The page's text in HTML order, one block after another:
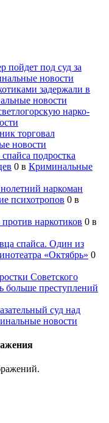
пойдет под суд за
новости
задержали в
новости
нарко-
торговал
новости
подростка
0 в Криминальные
наркоман
психотропов 0 в
наркотиков 0 в
спайса. Один из
«Октябрь» 0
Советского
больше преступлений
суд над
новости